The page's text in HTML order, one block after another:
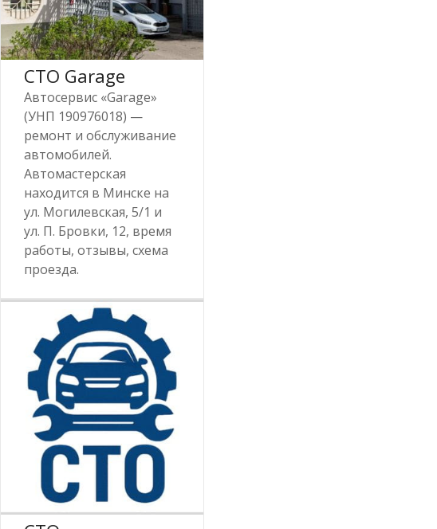
СТО Garage
Автосервис «Garage»
(УНП 190976018) —
ремонт и обслуживание
автомобилей.
Автомастерская
находится в Минске на
ул. Могилевская, 5/1 и
ул. П. Бровки, 12, время
работы, отзывы, схема
проезда.